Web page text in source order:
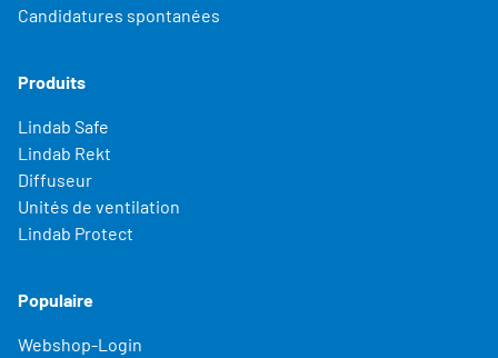
Candidatures spontanées
Produits
Lindab Safe
Lindab Rekt
Diffuseur
Unités de ventilation
Lindab Protect
Populaire
Webshop-Login